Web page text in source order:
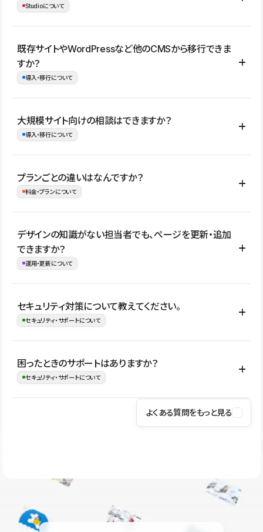
Studioについて
コーポレートサイト、サービスサイト、LP、採用サイト、ブロ
グ・メディア、イベントサイト、店舗・商品紹介サイト、ポートフ
ォリオなど幅広く制作できます。
既存サイトやWordPressなど他のCMSから移行できま
すか？
導入・移行について
はい。既存サイトの構成やコンテンツ、URLを整理したうえで、
Studio上に再構築する形で移行できます。 WordPressの場合は、
イト全体のデザインや設定がそのまま移行されるわけではないた
め、移行後にページ構成やデザイン、CMS設計、URL・リダイレク
大規模サイト向けの相談はできますか？
導入・移行について
はい。アクセス規模が大きいサイトや、複数部門での運用、権限管
理、セキュリティ確認、既存システムとの連携など、個別の要件が
ない段階でも、お問い合わせください。
お問合せはこちら
プランごとの違いはなんですか？
料金・プランについて
公開ページ数、バージョン履歴の期間、CMS利用数の上限、権限
管理の有無などがプランごとに異なります。詳しくは料金プランペ
ージをご覧ください。
デザインの知識がない担当者でも、ページを更新・追加
できますか？
運用・更新について
はい。CMSやコンポーネントを活用して更新範囲を設計しておく
ことで、デザインを崩しにくい状態で運用できます。 さらにコン
ながらレイアウトに影響を与えずに更新作業を進めやすくなりま
す。
セキュリティ対策について教えてください。
セキュリティ・サポートについて
Studioでは、公開サイトやサービスを安全に利用できるよう、通信
の暗号化、データ保護、アクセス管理、脆弱性対策など、複数の観
はSSL/TLSによる通信暗号化に対応しており、悪質なスクリプトの
困ったときのサポートはありますか？
セキュリティ・サポートについて
操作方法や機能については、ヘルプセンターでご確認いただけま
ユーザー同士で質問・相談できるコミュニティもご利用ください。
よくある質問をもっと見る